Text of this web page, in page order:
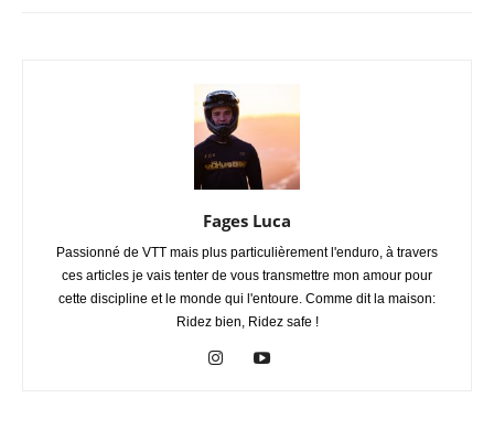
Fages Luca
Passionné de VTT mais plus particulièrement l'enduro, à travers
ces articles je vais tenter de vous transmettre mon amour pour
cette discipline et le monde qui l'entoure. Comme dit la maison:
Ridez bien, Ridez safe !